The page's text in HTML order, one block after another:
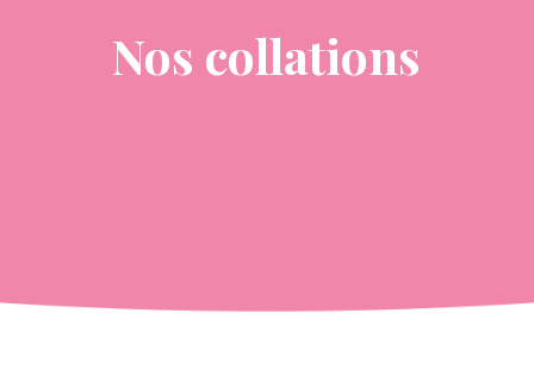
Nos collations